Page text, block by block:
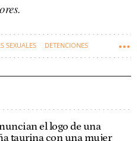
SEXUALES DETENCIONES
el logo de una
taurina con una mujer